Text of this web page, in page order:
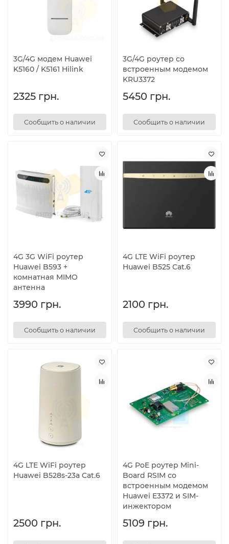
3G/4G модем Huawei
K5160 / K5161 Hilink
2325 грн.
Сообщить о наличии
3G/4G роутер со
встроенным модемом
KRU3372
5450 грн.
Сообщить о наличии
4G 3G WiFi роутер
Huawei B593 +
комнатная MIMO
антенна
3990 грн.
Сообщить о наличии
4G LTE WiFi роутер
Huawei B525 Cat.6
2100 грн.
Сообщить о наличии
4G LTE WiFi роутер
Huawei B528s-23a Cat.6
2500 грн.
4G PoE роутер Mini-
Board RSIM со
встроенным модемом
Huawei E3372 и SIM-
инжектором
5109 грн.